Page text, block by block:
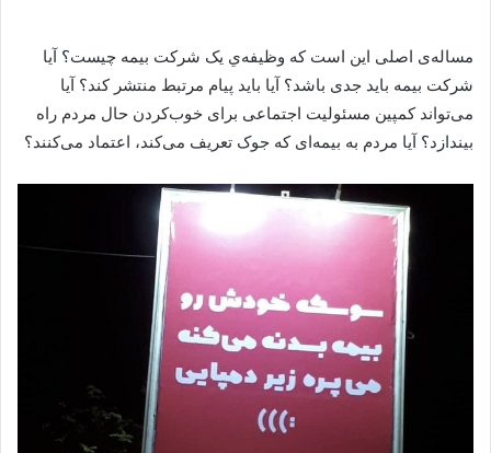
مساله‌ی اصلی این است که وظیفه‌ي یک شرکت بیمه چیست؟ آیا
شرکت بیمه باید جدی باشد؟ آیا باید پیام مرتبط منتشر کند؟ آیا
می‌تواند کمپین مسئولیت اجتماعی برای خوب‌کردن حال مردم راه
بیندازد؟ آیا مردم به بیمه‌ای که جوک تعریف می‌کند، اعتماد می‌کنند؟